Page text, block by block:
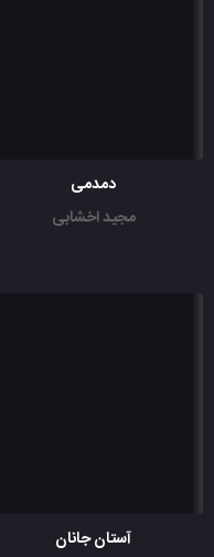
دمدمی
مجید اخشابی
آستان جانان